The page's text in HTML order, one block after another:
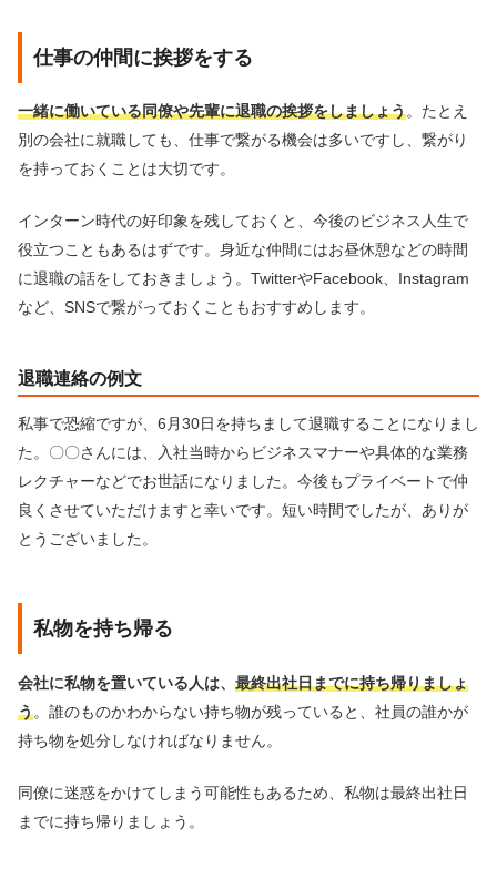
仕事の仲間に挨拶をする
一緒に働いている同僚や先輩に退職の挨拶をしましょう。たとえ
別の会社に就職しても、仕事で繋がる機会は多いですし、繋がり
を持っておくことは大切です。
インターン時代の好印象を残しておくと、今後のビジネス人生で
役立つこともあるはずです。身近な仲間にはお昼休憩などの時間
に退職の話をしておきましょう。TwitterやFacebook、Instagram
など、SNSで繋がっておくこともおすすめします。
退職連絡の例文
私事で恐縮ですが、6月30日を持ちまして退職することになりまし
た。〇〇さんには、入社当時からビジネスマナーや具体的な業務
レクチャーなどでお世話になりました。今後もプライベートで仲
良くさせていただけますと幸いです。短い時間でしたが、ありが
とうございました。
私物を持ち帰る
会社に私物を置いている人は、 最終出社日までに持ち帰りましょ
う。誰のものかわからない持ち物が残っていると、社員の誰かが
持ち物を処分しなければなりません。
同僚に迷惑をかけてしまう可能性もあるため、私物は最終出社日
までに持ち帰りましょう。